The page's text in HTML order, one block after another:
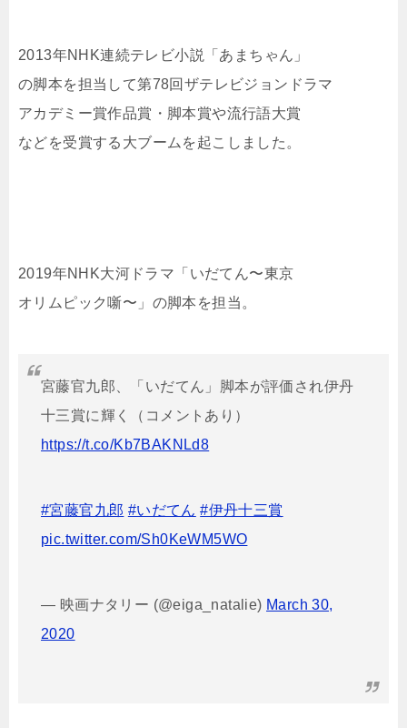
2013年NHK連続テレビ小説「あまちゃん」
の脚本を担当して第78回ザテレビジョンドラマ
アカデミー賞作品賞・脚本賞や流行語大賞
などを受賞する大ブームを起こしました。
2019年NHK大河ドラマ「いだてん〜東京
オリムピック噺〜」の脚本を担当。
宮藤官九郎、「いだてん」脚本が評価され伊丹
十三賞に輝く（コメントあり）
https://t.co/Kb7BAKNLd8
#宮藤官九郎 #いだてん #伊丹十三賞
pic.twitter.com/Sh0KeWM5WO
— 映画ナタリー (@eiga_natalie) March 30,
2020